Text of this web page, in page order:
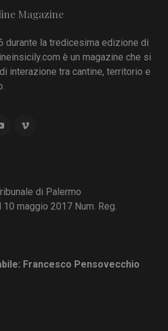
Magazine
durante la tredicesima edizione di
è un magazine che si
interazione tra cantine, territorio e
di Palermo
10 maggio 2017 Num. Reg.
Francesco Pensovecchio